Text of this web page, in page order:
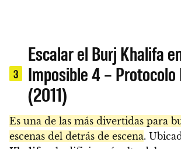
3
Escalar el Burj Khalifa
Imposible 4 – Protocolo
(2011)
Es una de las más divertidas para
escenas del detrás de escena.